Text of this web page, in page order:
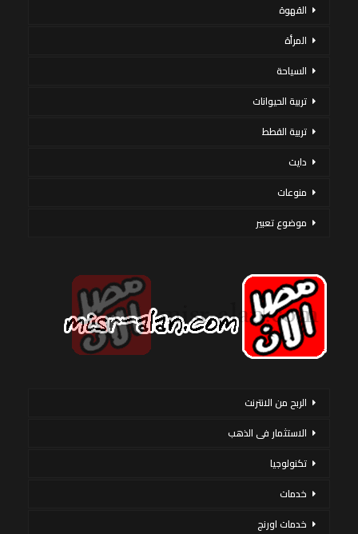
القهوة
المرأة
السياحة
تربية الحيوانات
تربية القطط
دايت
منوعات
موضوع تعبير
الربح من الانترنت
الاستثمار فى الذهب
تكنولوجيا
خدمات
خدمات اورنج